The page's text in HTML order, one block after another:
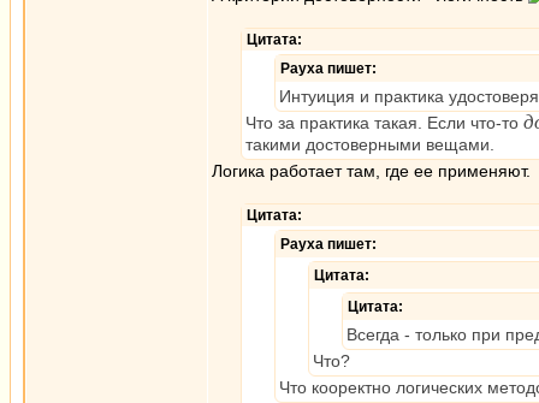
Цитата:
Рауха пишет:
Интуиция и практика
Что за практика такая. Если что-то
такими достоверными вещами.
Логика работает там, где ее применяют.
Цитата:
Рауха пишет:
Цитата:
Цитата:
Всегда - только при
Что?
Что кооректно логических